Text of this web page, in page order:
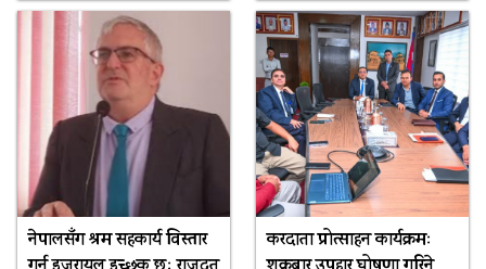
नेपालसँग श्रम सहकार्य विस्तार
करदाता प्रोत्साहन कार्यक्रमः